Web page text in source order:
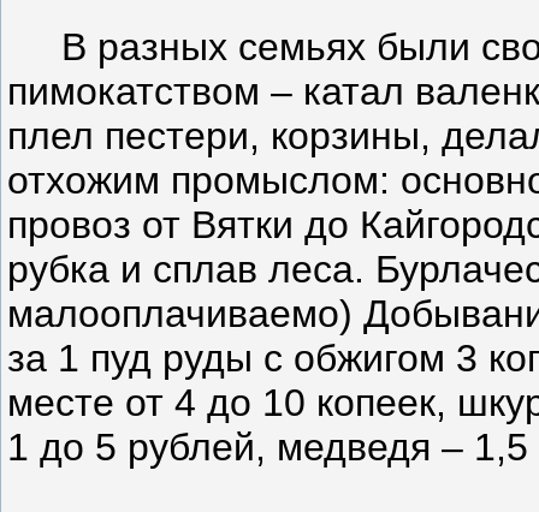
В разных семьях были
пимокатством – катал
плел пестери, корзины,
отхожим промыслом:
провоз от Вятки до
рубка и сплав леса.
малооплачиваемо)
за 1 пуд руды с обжигом 3
месте от 4 до 10 копеек,
1 до 5 рублей, медведя –